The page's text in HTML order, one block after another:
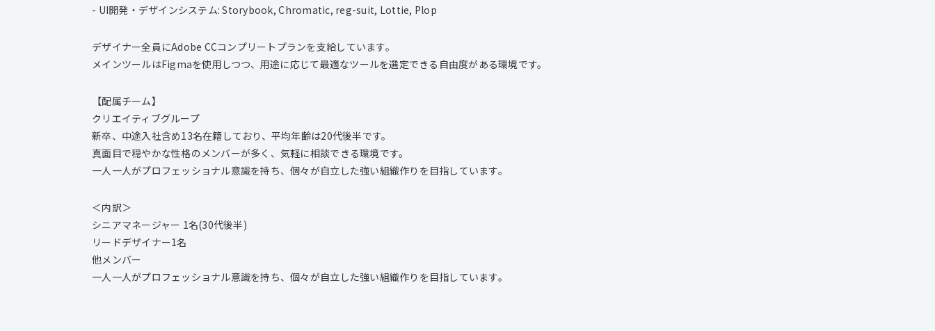
- UI開発・デザインシステム: Storybook, Chromatic, reg-suit, Lottie, Plop
デザイナー全員にAdobe CCコンプリートプランを支給しています。
メインツールはFigmaを使用しつつ、用途に応じて最適なツールを選定できる自由度がある環境です。
【配属チーム】
クリエイティブグループ
新卒、中途入社含め13名在籍しており、平均年齢は20代後半です。
真面目で穏やかな性格のメンバーが多く、気軽に相談できる環境です。
一人一人がプロフェッショナル意識を持ち、個々が自立した強い組織作りを目指しています。
＜内訳＞
シニアマネージャー 1名(30代後半)
リードデザイナー1名
他メンバー
一人一人がプロフェッショナル意識を持ち、個々が自立した強い組織作りを目指しています。